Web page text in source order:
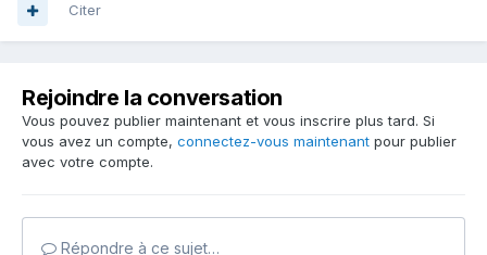
Citer
Rejoindre la conversation
Vous pouvez publier maintenant et vous inscrire plus tard. Si
vous avez un compte, connectez-vous maintenant pour publier
avec votre compte.
Répondre à ce sujet…